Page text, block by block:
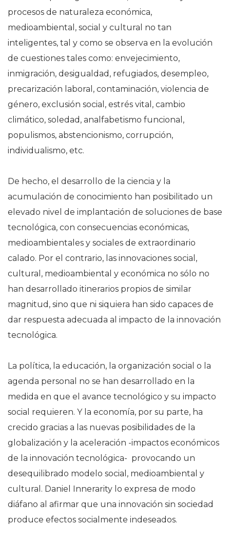
procesos de naturaleza económica,
medioambiental, social y cultural no tan
inteligentes, tal y como se observa en la evolución
de cuestiones tales como: envejecimiento,
inmigración, desigualdad, refugiados, desempleo,
precarización laboral, contaminación, violencia de
género, exclusión social, estrés vital, cambio
climático, soledad, analfabetismo funcional,
populismos, abstencionismo, corrupción,
individualismo, etc.
De hecho, el desarrollo de la ciencia y la
acumulación de conocimiento han posibilitado un
elevado nivel de implantación de soluciones de base
tecnológica, con consecuencias económicas,
medioambientales y sociales de extraordinario
calado. Por el contrario, las innovaciones social,
cultural, medioambiental y económica no sólo no
han desarrollado itinerarios propios de similar
magnitud, sino que ni siquiera han sido capaces de
dar respuesta adecuada al impacto de la innovación
tecnológica.
La política, la educación, la organización social o la
agenda personal no se han desarrollado en la
medida en que el avance tecnológico y su impacto
social requieren. Y la economía, por su parte, ha
crecido gracias a las nuevas posibilidades de la
globalización y la aceleración -impactos económicos
de la innovación tecnológica- provocando un
desequilibrado modelo social, medioambiental y
cultural. Daniel Innerarity lo expresa de modo
diáfano al afirmar que una innovación sin sociedad
produce efectos socialmente indeseados.